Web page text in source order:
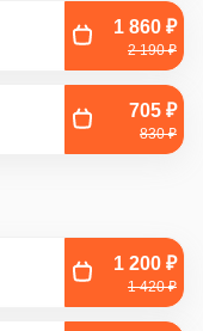
1 860 ₽
2 190 ₽
705 ₽
830 ₽
1 200 ₽
1 420 ₽